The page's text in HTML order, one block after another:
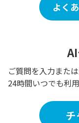
よく
ご質問を入力また
24時間いつでも利用
チ